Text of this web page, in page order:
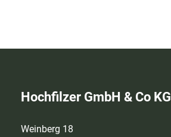
Hochfilzer GmbH & Co KG
Weinberg 18